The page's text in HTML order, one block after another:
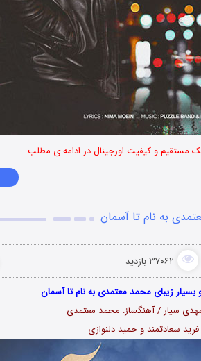
مستقیم و کیفیت اورجینال در ادامه ی مطلب …
به نام تا آسمان
۳۷۰۶۲ بازدید
زیبای محمد معتمدی به نام تا آسمان
سیار / آهنگساز: محمد معتمدی
سعادتمند و حمید دلنوازی